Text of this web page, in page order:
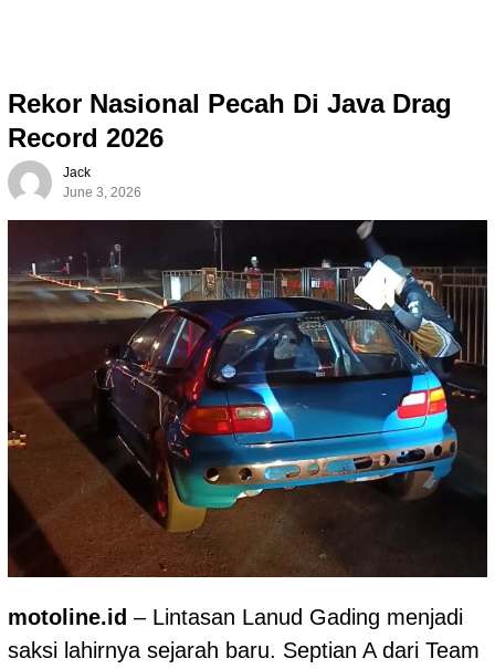
Rekor Nasional Pecah Di Java Drag
Record 2026
Jack
June 3, 2026
motoline.id – Lintasan Lanud Gading menjadi
saksi lahirnya sejarah baru. Septian A dari Team